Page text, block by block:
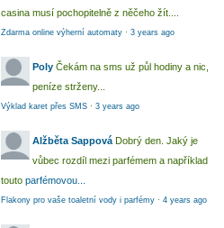
casina musí pochopitelně z něčeho žít....
Zdarma online výherní automaty · 3 years ago
Poly Čekám na sms už půl hodiny a nic,
peníze strženy...
Výklad karet přes SMS · 3 years ago
Alžběta Sappová Dobrý den. Jaký je
vůbec rozdíl mezi parfémem a například
touto parfémovou...
Flakony pro vaše toaletní vody i parfémy · 4 years ago